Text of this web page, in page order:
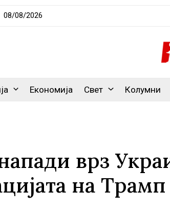
08/08/2026
Економија Свет Колумни
врз
на Трамп